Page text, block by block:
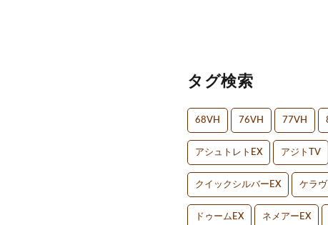
タグ検索
68VH 76VH 77VH
アシュトレトEX アジトTV
クイックシルバーEX ケラ
ドゥームEX ネメアーEX